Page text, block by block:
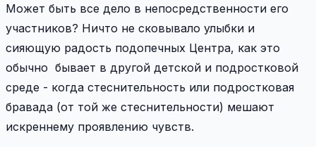
Может быть все дело в непосредственности его
участников? Ничто не сковывало улыбки и
сияющую радость подопечных Центра, как это
обычно бывает в другой детской и подростковой
среде - когда стеснительность или подростковая
бравада (от той же стеснительности) мешают
искреннему проявлению чувств.